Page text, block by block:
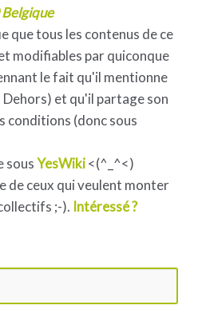
que tous les contenus de ce
modifiables par quiconque
le fait qu'il mentionne
et qu'il partage son
conditions (donc sous
sousYesWiki<(^_^<)
de ceux qui veulent monter
;-). Intéressé ?